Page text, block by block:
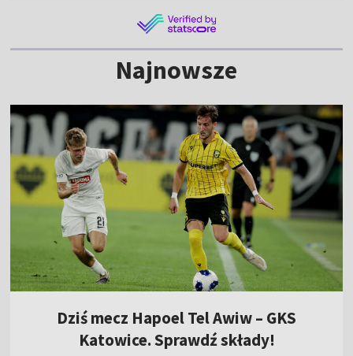
Najnowsze
Dziś mecz Hapoel Tel Awiw – GKS
Katowice. Sprawdź składy!